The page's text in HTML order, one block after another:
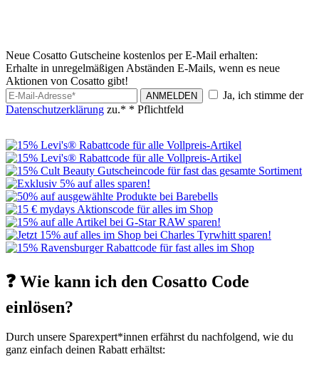
Neue Cosatto Gutscheine kostenlos per E-Mail erhalten:
Erhalte in unregelmäßigen Abständen E-Mails, wenn es neue
Aktionen von Cosatto gibt!
ANMELDEN
Ja, ich stimme der
Datenschutzerklärung zu.* * Pflichtfeld
❓ Wie kann ich den Cosatto Code
einlösen?
Durch unsere Sparexpert*innen erfährst du nachfolgend, wie du
ganz einfach deinen Rabatt erhältst: